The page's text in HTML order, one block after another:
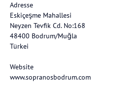
Adresse
Eskiçeşme Mahallesi
Neyzen Tevfik Cd. No:168
48400 Bodrum/Muğla
Türkei
Website
www.sopranosbodrum.com